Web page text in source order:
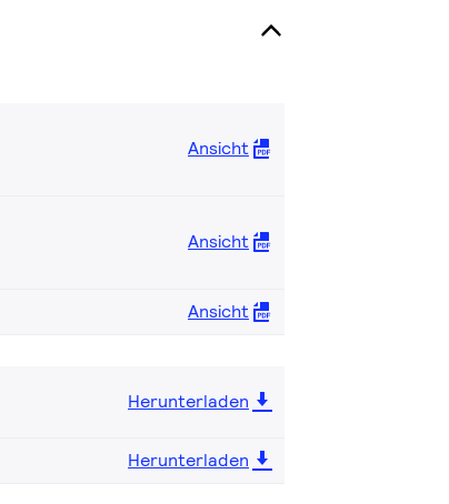
Ansicht
Ansicht
Ansicht
Herunterladen
Herunterladen